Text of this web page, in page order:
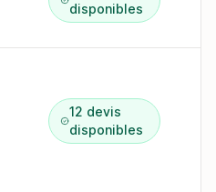
disponibles
12 devis
disponibles